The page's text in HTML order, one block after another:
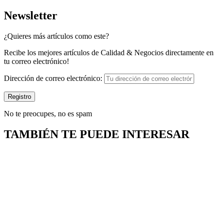
Newsletter
¿Quieres más artículos como este?
Recibe los mejores artículos de Calidad & Negocios directamente en
tu correo electrónico!
Dirección de correo electrónico:
No te preocupes, no es spam
TAMBIÉN TE PUEDE INTERESAR